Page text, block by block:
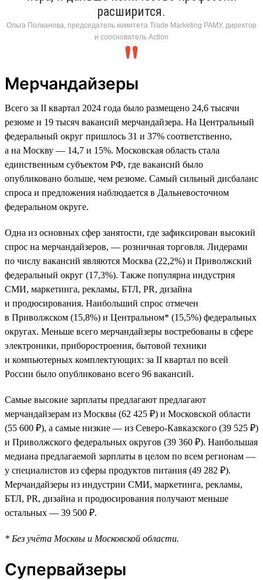
расширится.
Ольга Полканова, председатель комитета Trade Marketing РАМУ, директор
и сооснователь Action
Мерчандайзеры
Всего за II квартал 2024 года было размещено 24,6 тысячи
резюме и 19 тысяч вакансий мерчандайзера. На Центральный
федеральный округ пришлось 31 и 37% соответственно,
а на Москву — 14,7 и 15%. Московская область стала
единственным субъектом РФ, где вакансий было
опубликовано больше, чем резюме. Самый сильный дисбаланс
спроса и предложения наблюдается в Дальневосточном
федеральном округе.
Одна из основных сфер занятости, где зафиксирован высокий
спрос на мерчандайзеров, — розничная торговля. Лидерами
по числу вакансий являются Москва (22,2%) и Приволжский
федеральный округ (17,3%). Также популярна индустрия
СМИ, маркетинга, рекламы, БТЛ, PR, дизайна
и продюсирования. Наибольший спрос отмечен
в Приволжском (15,8%) и Центральном* (15,5%) федеральных
округах. Меньше всего мерчандайзеры востребованы в сфере
электроники, приборостроения, бытовой техники
и компьютерных комплектующих: за II квартал по всей
России было опубликовано всего 96 вакансий.
Самые высокие зарплаты предлагают предлагают
мерчандайзерам из Москвы (62 425 ₽) и Московской области
(55 600 ₽), а самые низкие — из Северо-Кавказского (39 525 ₽)
и Приволжского федеральных округов (39 360 ₽). Наибольшая
медиана предлагаемой зарплаты в целом по всем регионам —
у специалистов из сферы продуктов питания (49 282 ₽).
Мерчандайзеры из индустрии СМИ, маркетинга, рекламы,
БТЛ, PR, дизайна и продюсирования получают меньше
остальных — 39 500 ₽.
* Без учёта Москвы и Московской области.
Супервайзеры